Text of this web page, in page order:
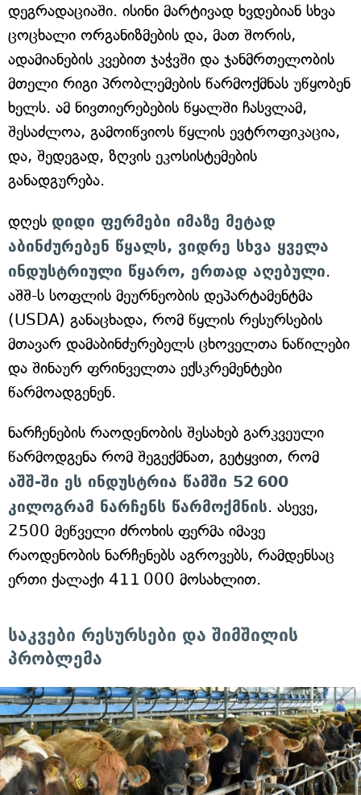
დეგრადაციაში. ისინი მარტივად ხვდებიან სხვა
ცოცხალი ორგანიზმების და, მათ შორის,
ადამიანების კვებით ჯაჭვში და ჯანმრთელობის
მთელი რიგი პრობლემების წარმოქმნას უწყობენ
ხელს. ამ ნივთიერებების წყალში ჩასვლამ,
შესაძლოა, გამოიწვიოს წყლის ევტროფიკაცია,
და, შედეგად, ზღვის ეკოსისტემების
განადგურება.
დღეს დიდი ფერმები იმაზე მეტად
აბინძურებენ წყალს, ვიდრე სხვა ყველა
ინდუსტრიული წყარო, ერთად აღებული.
აშშ-ს სოფლის მეურნეობის დეპარტამენტმა
(USDA) განაცხადა, რომ წყლის რესურსების
მთავარ დამაბინძურებელს ცხოველთა ნაწილები
და შინაურ ფრინველთა ექსკრემენტები
წარმოადგენენ.
ნარჩენების რაოდენობის შესახებ გარკვეული
წარმოდგენა რომ შეგექმნათ, გეტყვით, რომ
აშშ-ში ეს ინდუსტრია წამში 52 600
კილოგრამ ნარჩენს წარმოქმნის. ასევე,
2500 მეწველი ძროხის ფერმა იმავე
რაოდენობის ნარჩენებს აგროვებს, რამდენსაც
ერთი ქალაქი 411 000 მოსახლით.
საკვები რესურსები და შიმშილის
პრობლემა